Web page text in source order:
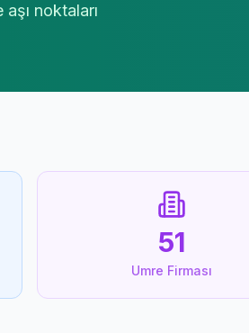
noktaları
51
Umre Firması